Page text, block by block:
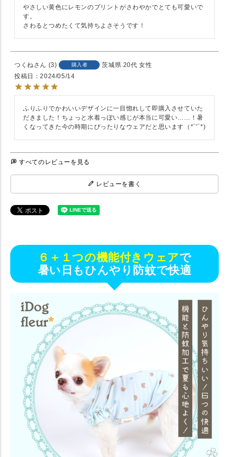
やさしい黄色にレモンのプリントがさわやかでとても可愛いで
す。
さわるとつめたくて気持ちよさそうです！
つくね 3 購入者 茨城県 20代 女性
投稿日
2024/05/14
ふりふりでかわいいデザインに一目惚れして即購入させていた
だきました！ちょっと水着っぽい感じが本当に可愛い……！暑
くなってきた今の時期にぴったりなウェアだと思います（*´˘`*)
すべてのレビューを見る
レビューを書く
６＋１つの機能付きウェアで
暑い日もひんやり防蚊で快適